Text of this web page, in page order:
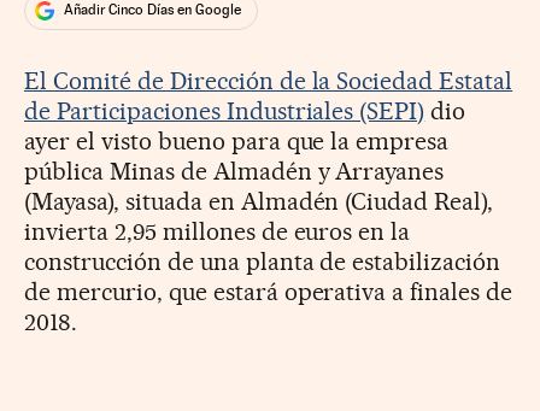
Añadir Cinco Días en Google
El Comité de Dirección de la Sociedad Estatal
de Participaciones Industriales (SEPI) dio
ayer el visto bueno para que la empresa
pública Minas de Almadén y Arrayanes
(Mayasa), situada en Almadén (Ciudad Real),
invierta 2,95 millones de euros en la
construcción de una planta de estabilización
de mercurio, que estará operativa a finales de
2018.